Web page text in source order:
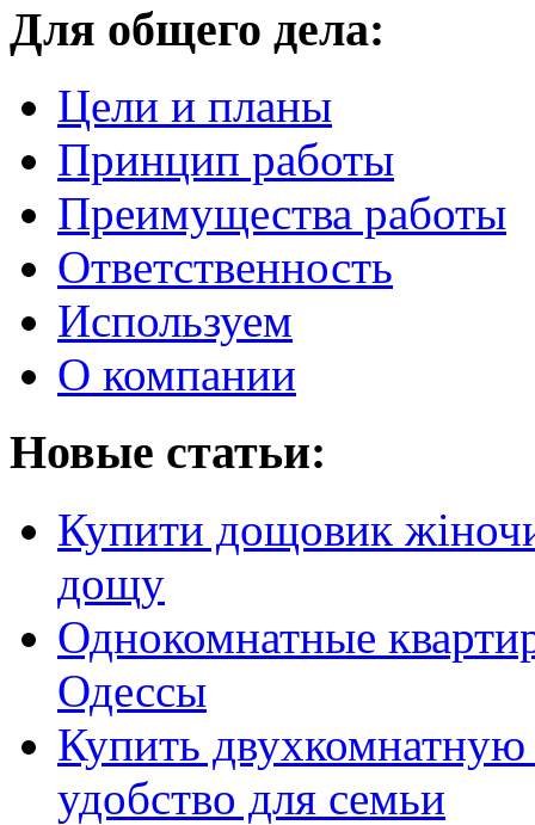
Для общего дела:
Цели и планы
Принцип работы
Преимущества работы
Ответственность
Используем
О компании
Новые статьи:
Купити дощовик
дощу
Однокомнатные
Одессы
Купить
удобство для семьи